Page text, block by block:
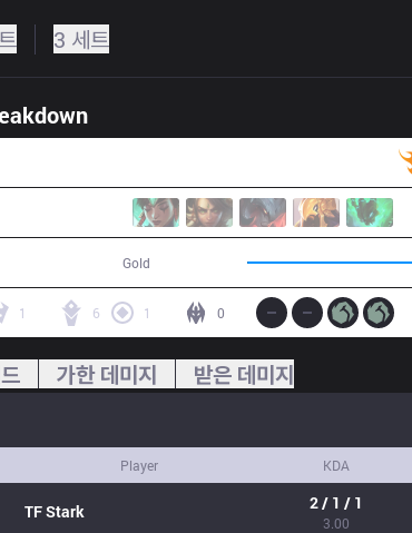
3 세트
Gold
1 6 1 0
가한 데미지 받은 데미지
Player KDA
TFStark 2 / 1 / 1
3.00